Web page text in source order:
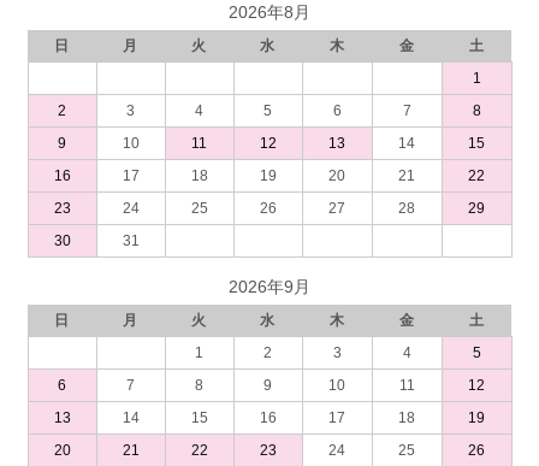
2026年8月
日 月 火 水 木 金
土
1
2
3 4 5 6 7
8
9
10 11 12 13 14
15
16
17 18 19 20 21
22
23
24 25 26 27 28
29
30
31
2026年9月
日 月 火 水 木 金
土
1
2 3 4
5
6
7 8 9 10 11
12
13
14 15 16 17 18
19
20
21 22 23 24 25
26